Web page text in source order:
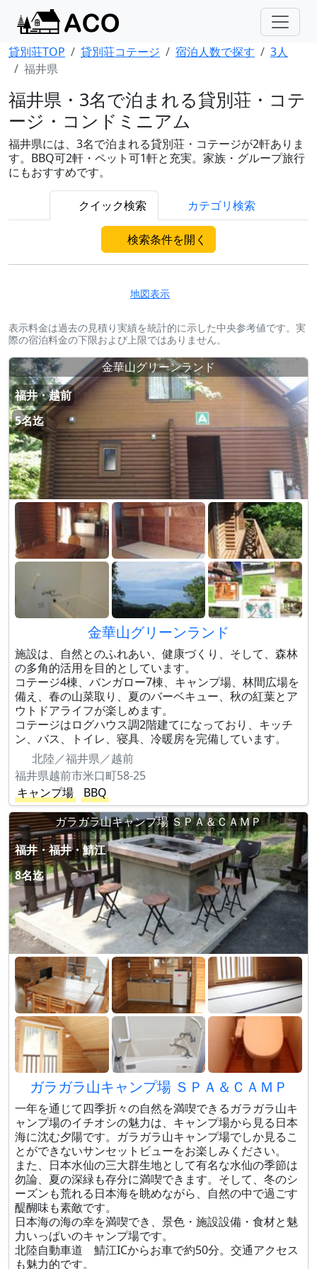
貸別荘TOP 貸別荘コテージ 宿泊人数で探す
3人
福井県
福井県・3名で泊まれる貸別荘・コテ
ージ・コンドミニアム
福井県には、3名で泊まれる貸別荘・コテージが2軒ありま
す。BBQ可2軒・ペット可1軒と充実。家族・グループ旅行
にもおすすめです。
クイック検索 カテゴリ検索
検索条件を開く
地図表示
表示料金は過去の見積り実績を統計的に示した中央参考値です。実
際の宿泊料金の下限および上限ではありません。
金華山グリーンランド
福井・越前
5名迄
金華山グリーンランド
施設は、自然とのふれあい、健康づくり、そして、森林
の多角的活用を目的としています。
コテージ4棟、バンガロー7棟、キャンプ場、林間広場を
備え、春の山菜取り、夏のバーベキュー、秋の紅葉とア
ウトドアライフが楽しめます。
コテージはログハウス調2階建てになっており、キッチ
ン、バス、トイレ、寝具、冷暖房を完備しています。
北陸／福井県／越前
福井県越前市米口町58-25
キャンプ場
BBQ
ガラガラ山キャンプ場 ＳＰＡ＆ＣＡＭＰ
福井・福井・鯖江
8名迄
ガラガラ山キャンプ場 ＳＰＡ＆ＣＡＭＰ
一年を通じて四季折々の自然を満喫できるガラガラ山キ
ャンプ場のイチオシの魅力は、キャンプ場から見る日本
海に沈む夕陽です。ガラガラ山キャンプ場でしか見るこ
とができないサンセットビューをお楽しみください。
また、日本水仙の三大群生地として有名な水仙の季節は
勿論、夏の深緑も存分に満喫できます。そして、冬のシ
ーズンも荒れる日本海を眺めながら、自然の中で過ごす
醍醐味も素敵です。
日本海の海の幸を満喫でき、景色・施設設備・食材と魅
力いっぱいのキャンプ場です。
北陸自動車道 鯖江ICからお車で約50分。交通アクセス
も魅力的です。